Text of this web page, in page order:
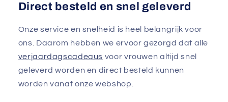
Direct besteld en snel geleverd
Onze service en snelheid is heel belangrijk voor
ons. Daarom hebben we ervoor gezorgd dat alle
verjaardagscadeaus voor vrouwen altijd snel
geleverd worden en direct besteld kunnen
worden vanaf onze webshop.